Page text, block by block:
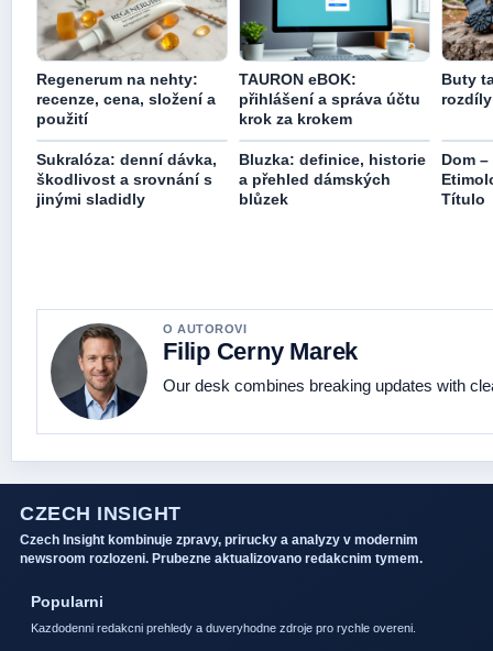
Regenerum na nehty:
recenze, cena, složení a
použití
TAURON eBOK:
přihlášení a správa účtu
krok za krokem
Buty
Sukralóza: denní dávka,
škodlivost a srovnání s
jinými sladidly
Bluzka: definice, historie
a přehled dámských
blůzek
Dom
Título
O AUTOROVI
Filip Cerny Marek
Our desk combines breaking updates with
CZECH INSIGHT
Czech Insight kombinuje zpravy, prirucky a analyzy v modernim
newsroom rozlozeni. Prubezne aktualizovano redakcnim tymem.
Popularni
Kazdodenni redakcni prehledy a duveryhodne zdroje pro rychle overeni.